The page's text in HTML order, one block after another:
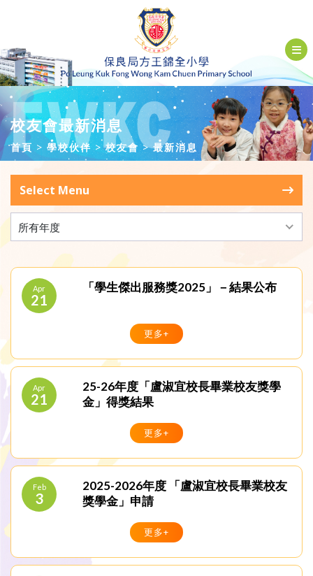
校友會最新消息
首頁 學校伙伴 校友會 最新消息
Select Menu
所有年度
Apr
21
「學生傑出服務獎2025」－結果公布
更多+
Apr
21
25-26年度「盧淑宜校長畢業校友獎學
金」得獎結果
更多+
Feb
3
2025-2026年度 「盧淑宜校長畢業校友
獎學金」申請
更多+